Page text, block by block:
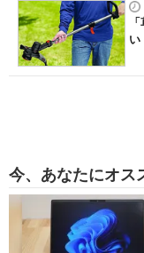
い
今、あなたにオス